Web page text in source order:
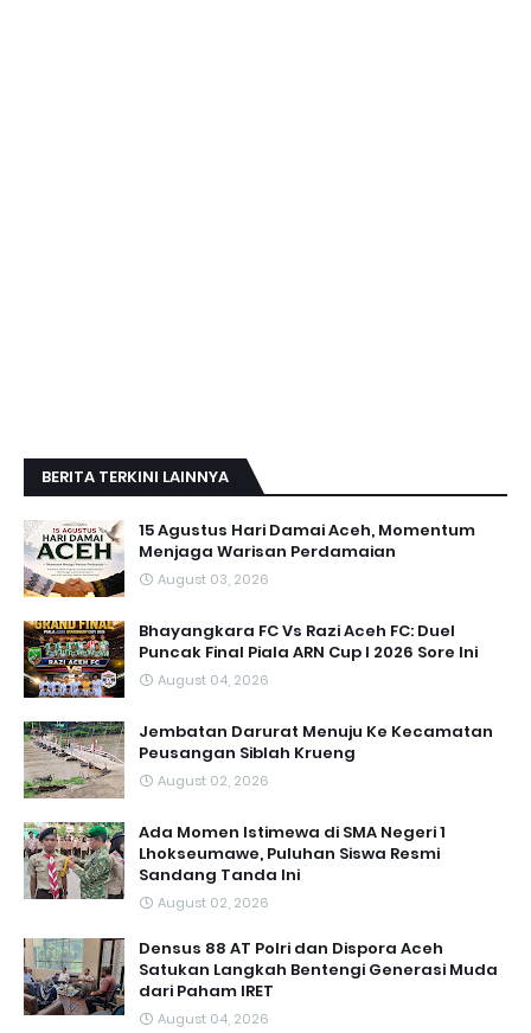
BERITA TERKINI LAINNYA
15 Agustus Hari Damai Aceh, Momentum
Menjaga Warisan Perdamaian
August 03, 2026
Bhayangkara FC Vs Razi Aceh FC: Duel
Puncak Final Piala ARN Cup I 2026 Sore Ini
August 04, 2026
Jembatan Darurat Menuju Ke Kecamatan
Peusangan Siblah Krueng
August 02, 2026
Ada Momen Istimewa di SMA Negeri 1
Lhokseumawe, Puluhan Siswa Resmi
Sandang Tanda Ini
August 02, 2026
Densus 88 AT Polri dan Dispora Aceh
Satukan Langkah Bentengi Generasi Muda
dari Paham IRET
August 04, 2026